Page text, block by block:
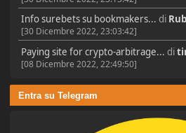
Info surebets su bookmakers... di
[30 Dicembre 2022, 23:03:42]
Paying site for crypto-arbitrage... di
[08 Dicembre 2022, 22:49:50]
Entra su Telegram